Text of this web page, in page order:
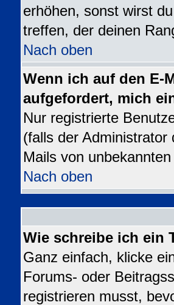
erhöhen, sonst wirst
treffen, der deinen
Nach oben
Wenn ich auf den E-
aufgefordert, mich
Nur registrierte
(falls der
Mails von
Nach oben
Wie schreibe ich ein
Ganz einfach, klicke
Forums- oder
registrieren musst,